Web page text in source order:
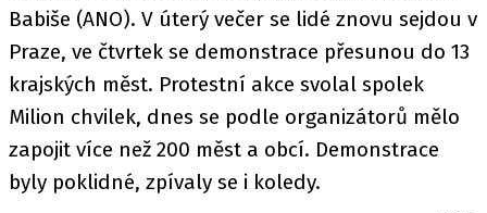
Babiše (ANO). V úterý večer se lidé znovu sejdou v
Praze, ve čtvrtek se demonstrace přesunou do 13
krajských měst. Protestní akce svolal spolek
Milion chvilek, dnes se podle organizátorů mělo
zapojit více než 200 měst a obcí. Demonstrace
byly poklidné, zpívaly se i koledy.